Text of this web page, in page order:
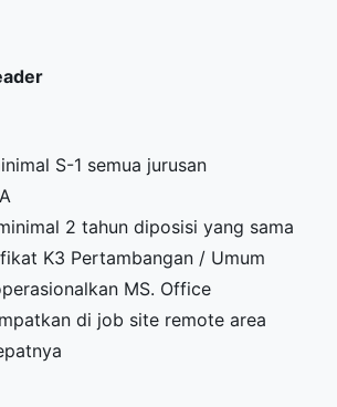
S-1 semua jurusan
2 tahun diposisi yang sama
K3 Pertambangan / Umum
MS. Office
di job site remote area